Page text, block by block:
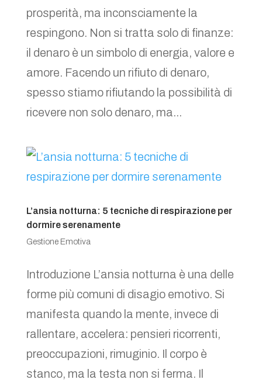
prosperità, ma inconsciamente la
respingono. Non si tratta solo di finanze:
il denaro è un simbolo di energia, valore e
amore. Facendo un rifiuto di denaro,
spesso stiamo rifiutando la possibilità di
ricevere non solo denaro, ma...
L’ansia notturna: 5 tecniche di respirazione per
dormire serenamente
Gestione Emotiva
Introduzione L’ansia notturna è una delle
forme più comuni di disagio emotivo. Si
manifesta quando la mente, invece di
rallentare, accelera: pensieri ricorrenti,
preoccupazioni, rimuginio. Il corpo è
stanco, ma la testa non si ferma. Il